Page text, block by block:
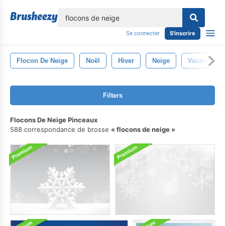
Se connecter S'inscrire
Flocon De Neige Noël Hiver Neige Vacances
Filters
Flocons De Neige Pinceaux
588 correspondance de brosse
flocons de neige